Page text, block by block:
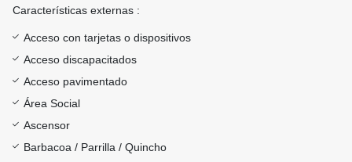
Características externas :
Acceso con tarjetas o dispositivos
Acceso discapacitados
Acceso pavimentado
Área Social
Ascensor
Barbacoa / Parrilla / Quincho